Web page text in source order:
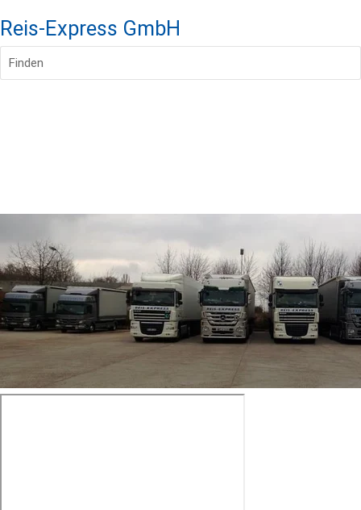
Reis-Express GmbH
Finden